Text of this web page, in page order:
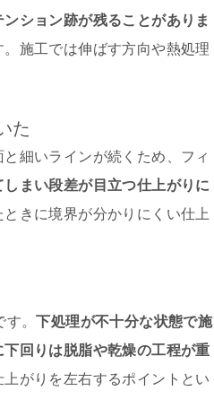
ション跡が残ることがありま
施工では伸ばす方向や熱処理
た
細いラインが続くため、フィ
まい段差が目立つ仕上がりに
きに境界が分かりにくい仕上
す。下処理が不十分な状態で施
回りは脱脂や乾燥の工程が重
がりを左右するポイントとい